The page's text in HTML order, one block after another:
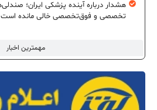
مهمترین اخبار
تخصصی و فوق‌تخصصی خالی مانده است